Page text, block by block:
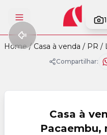
Abrir menu
Home / Casa à venda / PR /
Compartilhar:
Casa à
Pacaembu,